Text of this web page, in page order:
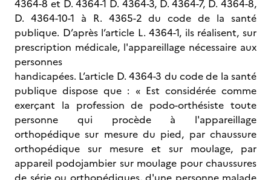
4364-8 et D. 4364-1 D. 4364-3, D. 4364-7, D. 4364-8,
D. 4364-10-1 à R. 4365-2 du code de la santé
publique. D’après l’article L. 4364-1, ils réalisent, sur
prescription médicale, l'appareillage nécessaire aux
personnes
handicapées. L’article D. 4364-3 du code de la santé
publique dispose que : « Est considérée comme
exerçant la profession de podo-orthésiste toute
personne qui procède à l'appareillage
orthopédique sur mesure du pied, par chaussure
orthopédique sur mesure et sur moulage, par
appareil podojambier sur moulage pour chaussures